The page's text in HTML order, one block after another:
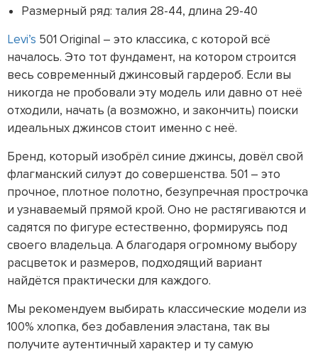
Размерный ряд: талия 28-44, длина 29-40
Levi’s 501 Original – это классика, с которой всё
началось. Это тот фундамент, на котором строится
весь современный джинсовый гардероб. Если вы
никогда не пробовали эту модель или давно от неё
отходили, начать (а возможно, и закончить) поиски
идеальных джинсов стоит именно с неё.
Бренд, который изобрёл синие джинсы, довёл свой
флагманский силуэт до совершенства. 501 – это
прочное, плотное полотно, безупречная прострочка
и узнаваемый прямой крой. Оно не растягиваются и
садятся по фигуре естественно, формируясь под
своего владельца. А благодаря огромному выбору
расцветок и размеров, подходящий вариант
найдётся практически для каждого.
Мы рекомендуем выбирать классические модели из
100% хлопка, без добавления эластана, так вы
получите аутентичный характер и ту самую